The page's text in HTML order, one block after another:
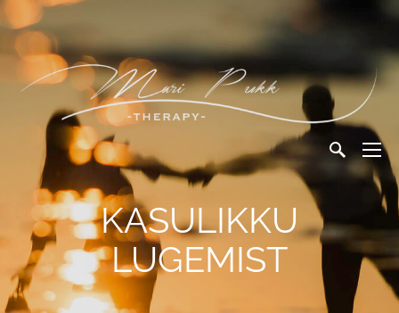
KASULIKKU
LUGEMIST